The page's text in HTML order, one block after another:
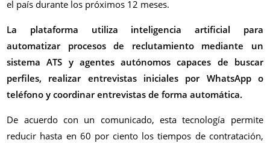
el país durante los próximos 12 meses.
La plataforma utiliza inteligencia artificial para
automatizar procesos de reclutamiento mediante un
sistema ATS y agentes autónomos capaces de buscar
perfiles, realizar entrevistas iniciales por WhatsApp o
teléfono y coordinar entrevistas de forma automática.
De acuerdo con un comunicado, esta tecnología permite
reducir hasta en 60 por ciento los tiempos de contratación,